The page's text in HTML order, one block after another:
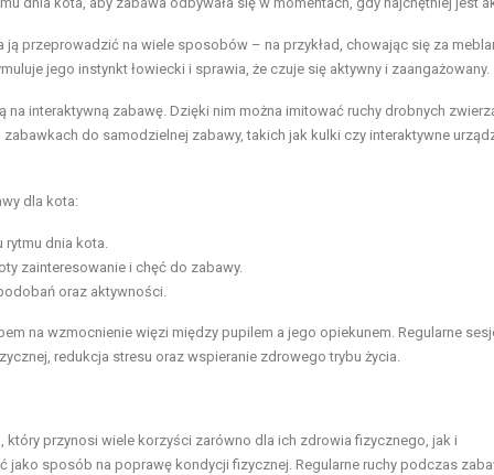
przeprowadzić na wiele sposobów – na przykład, chowając się za
jego instynkt łowiecki i sprawia, że czuje się aktywny i zaangażowany.
interaktywną zabawę. Dzięki nim można imitować ruchy drobnych
do samodzielnej zabawy, takich jak kulki czy interaktywne
dla kota:
rytmu dnia kota.
zainteresowanie i chęć do zabawy.
oraz aktywności.
na wzmocnienie więzi między pupilem a jego opiekunem. Regularne
redukcja stresu oraz wspieranie zdrowego trybu życia.
przynosi wiele korzyści zarówno dla ich zdrowia fizycznego, jak i
jako sposób na poprawę kondycji fizycznej. Regularne ruchy podczas